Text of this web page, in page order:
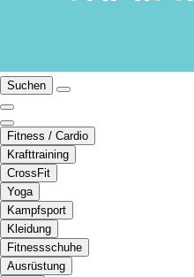
Suchen
Fitness / Cardio
Krafttraining
CrossFit
Yoga
Kampfsport
Kleidung
Fitnessschuhe
Ausrüstung